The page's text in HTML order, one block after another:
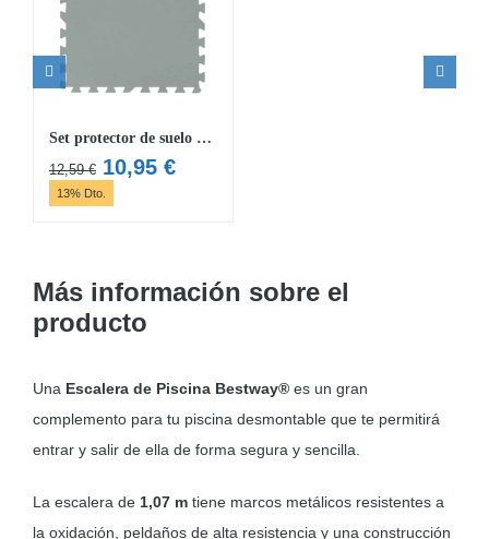
Set protector de suelo Flowclear 50×50 cm
12,59€ El
precio
10,95 €El
13% Dto.
Más información sobre el
producto
Una Escalera de Piscina Bestway®es un gran
complemento para tu piscina desmontable que te permitirá
entrar y salir de ella de forma segura y sencilla.
La escalera de 1,07 mtiene marcos metálicos resistentes a
la oxidación, peldaños de alta resistencia y una construcción